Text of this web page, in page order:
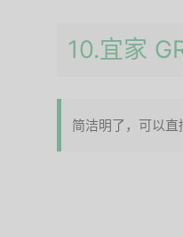
10.宜家
简洁明了，可以